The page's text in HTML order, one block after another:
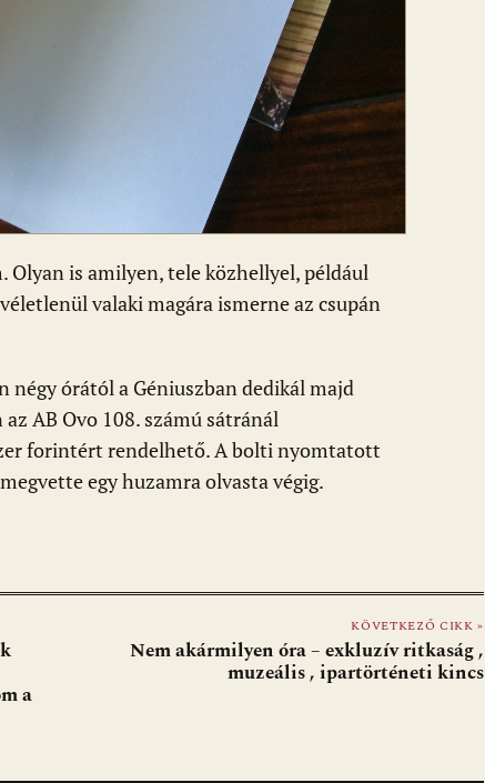
is amilyen, tele közhellyel, például
valaki magára ismerne az csupán
órától a Géniuszban dedikál majd
AB Ovo 108. számú sátránál
forintért rendelhető. A bolti nyomtatott
egy huzamra olvasta végig.
a
KÖVETKEZŐ CIKK »
Nem akármilyen óra – exkluzív ritkaság ,
muzeális , ipartörténeti kincs